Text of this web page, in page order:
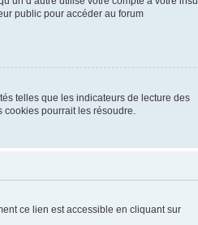
public pour accéder au forum
telles que les indicateurs de lecture des
cookies pourrait les résoudre.
ce lien est accessible en cliquant sur